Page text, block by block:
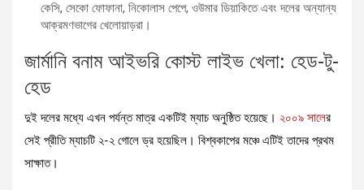
কেসি, সেকো ফোফানা, নিকোলাস পেপে, ওউমার ডিয়াকিতে এবং দলের অন্যান্য
আক্রমণভাগের খেলোয়াড়রা।
জার্মানি বনাম আইভরি কোস্ট লাইভ খেলা: হেড-টু-
হেড
দুই দলের মধ্যে এখন পর্যন্ত মাত্র একটিই ম্যাচ অনুষ্ঠিত হয়েছে। ২০০৯ সালের
সেই প্রীতি ম্যাচটি ২-২ গোলে ড্র হয়েছিল। বিশ্বকাপের মঞ্চে এটিই তাদের প্রথম
সাক্ষাত।